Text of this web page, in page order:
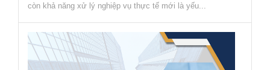
còn khả năng xử lý nghiệp vụ thực tế mới là yếu...